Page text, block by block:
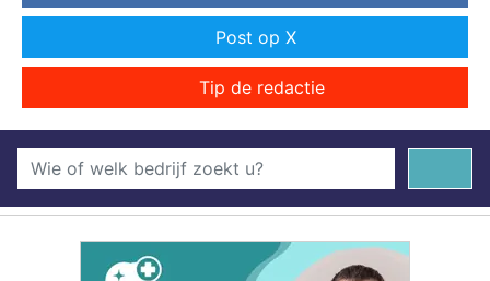
Post op X
Tip de redactie